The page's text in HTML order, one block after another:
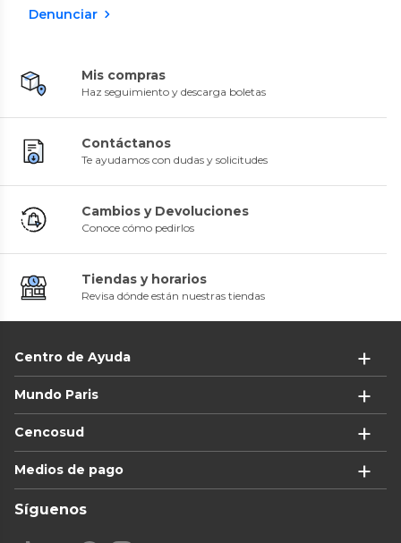
Denunciar
Mis compras
Haz seguimiento y descarga boletas
Contáctanos
Te ayudamos con dudas y solicitudes
Cambios y Devoluciones
Conoce cómo pedirlos
Tiendas y horarios
Revisa dónde están nuestras tiendas
Centro de Ayuda
Mundo Paris
Cencosud
Medios de pago
Síguenos